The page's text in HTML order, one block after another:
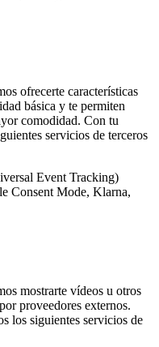
ofrecerte características
básica y te permiten
comodidad. Con tu
servicios de terceros
Event Tracking)
Consent Mode, Klarna,
mostrarte vídeos u otros
proveedores externos.
los siguientes servicios de